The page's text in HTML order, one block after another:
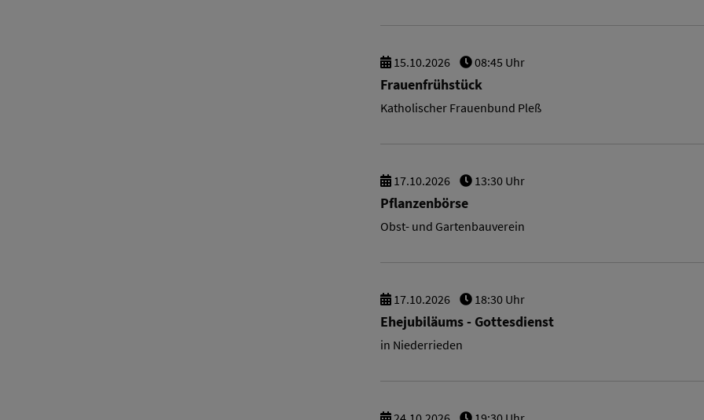
15.10.2026 08:45 Uhr
Frauenfrühstück
Katholischer Frauenbund Pleß
17.10.2026 13:30 Uhr
Pflanzenbörse
Obst- und Gartenbauverein
17.10.2026 18:30 Uhr
Ehejubiläums - Gottesdienst
in Niederrieden